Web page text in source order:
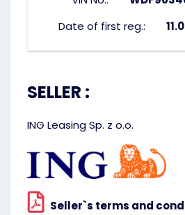
Date of first reg.:
SELLER :
ING Leasing Sp. z o.o.
Seller`s terms and